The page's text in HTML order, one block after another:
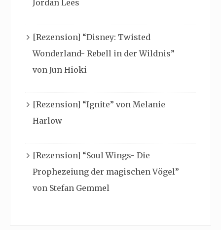
Jordan Lees
[Rezension] “Disney: Twisted
Wonderland- Rebell in der Wildnis”
von Jun Hioki
[Rezension] “Ignite” von Melanie
Harlow
[Rezension] “Soul Wings- Die
Prophezeiung der magischen Vögel”
von Stefan Gemmel